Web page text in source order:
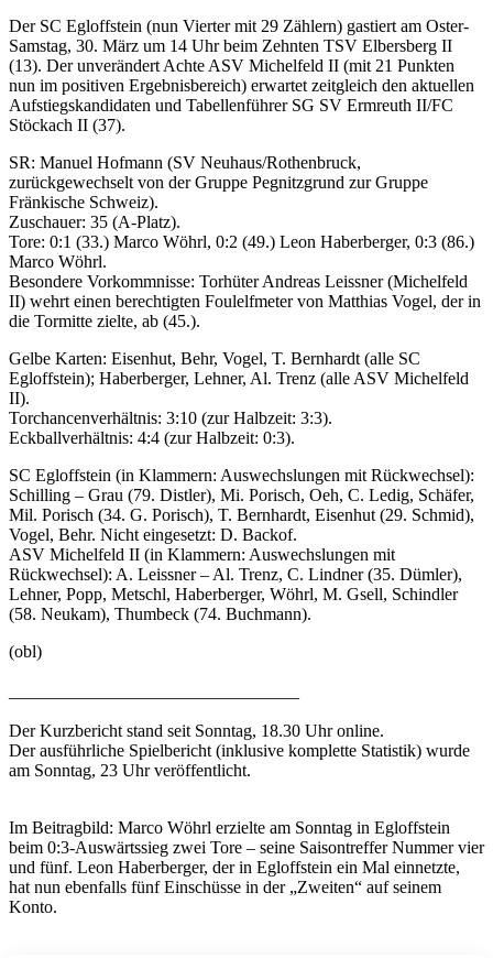
Der SC Egloffstein (nun Vierter mit 29 Zählern) gastiert am Oster-
Samstag, 30. März um 14 Uhr beim Zehnten TSV Elbersberg II
(13). Der unverändert Achte ASV Michelfeld II (mit 21 Punkten
nun im positiven Ergebnisbereich) erwartet zeitgleich den aktuellen
Aufstiegskandidaten und Tabellenführer SG SV Ermreuth II/FC
Stöckach II (37).
SR: Manuel Hofmann (SV Neuhaus/Rothenbruck,
zurückgewechselt von der Gruppe Pegnitzgrund zur Gruppe
Fränkische Schweiz).
Zuschauer: 35 (A-Platz).
Tore: 0:1 (33.) Marco Wöhrl, 0:2 (49.) Leon Haberberger, 0:3 (86.)
Marco Wöhrl.
Besondere Vorkommnisse: Torhüter Andreas Leissner (Michelfeld
II) wehrt einen berechtigten Foulelfmeter von Matthias Vogel, der in
die Tormitte zielte, ab (45.).
Gelbe Karten: Eisenhut, Behr, Vogel, T. Bernhardt (alle SC
Egloffstein); Haberberger, Lehner, Al. Trenz (alle ASV Michelfeld
II).
Torchancenverhältnis: 3:10 (zur Halbzeit: 3:3).
Eckballverhältnis: 4:4 (zur Halbzeit: 0:3).
SC Egloffstein (in Klammern: Auswechslungen mit Rückwechsel):
Schilling – Grau (79. Distler), Mi. Porisch, Oeh, C. Ledig, Schäfer,
Mil. Porisch (34. G. Porisch), T. Bernhardt, Eisenhut (29. Schmid),
Vogel, Behr. Nicht eingesetzt: D. Backof.
ASV Michelfeld II (in Klammern: Auswechslungen mit
Rückwechsel): A. Leissner – Al. Trenz, C. Lindner (35. Dümler),
Lehner, Popp, Metschl, Haberberger, Wöhrl, M. Gsell, Schindler
(58. Neukam), Thumbeck (74. Buchmann).
(obl)
Der Kurzbericht stand seit Sonntag, 18.30 Uhr online.
Der ausführliche Spielbericht (inklusive komplette Statistik) wurde
am Sonntag, 23 Uhr veröffentlicht.
Im Beitragbild: Marco Wöhrl erzielte am Sonntag in Egloffstein
beim 0:3-Auswärtssieg zwei Tore – seine Saisontreffer Nummer vier
und fünf. Leon Haberberger, der in Egloffstein ein Mal einnetzte,
hat nun ebenfalls fünf Einschüsse in der „Zweiten“ auf seinem
Konto.